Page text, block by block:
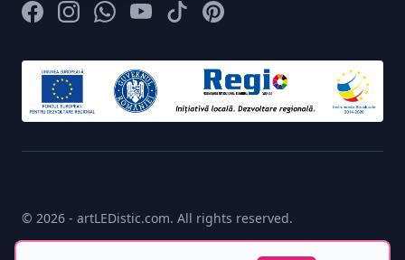
FacebookInstagramWhatsappYoutubeTiktokPinterest
© 2026 - artLEDistic.com. All rights reserved.